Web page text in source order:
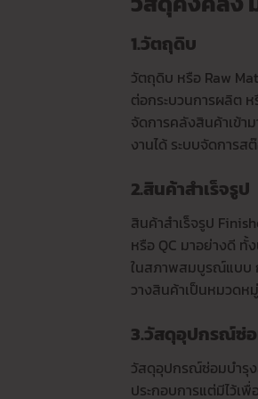
1.วัตถุดิบ
วัตถุดิบ หรือ Raw
ต่อกระบวนการผลิต
จัดการคลังสินค้าเข้า
งานได้ ระบบจัดการ
2.สินค้าสำเร็จรูป
สินค้าสำเร็จรูป
หรือ QC มาอย่างดี ทั้
ในสภาพสมบูรณ์แบบ
วางสินค้าเป็นหมวดห
3.วัสดุอุปกรณ์ซ่
วัสดุอุปกรณ์ซ่อมบำรุง
ประกอบการแต่มีไว้เ